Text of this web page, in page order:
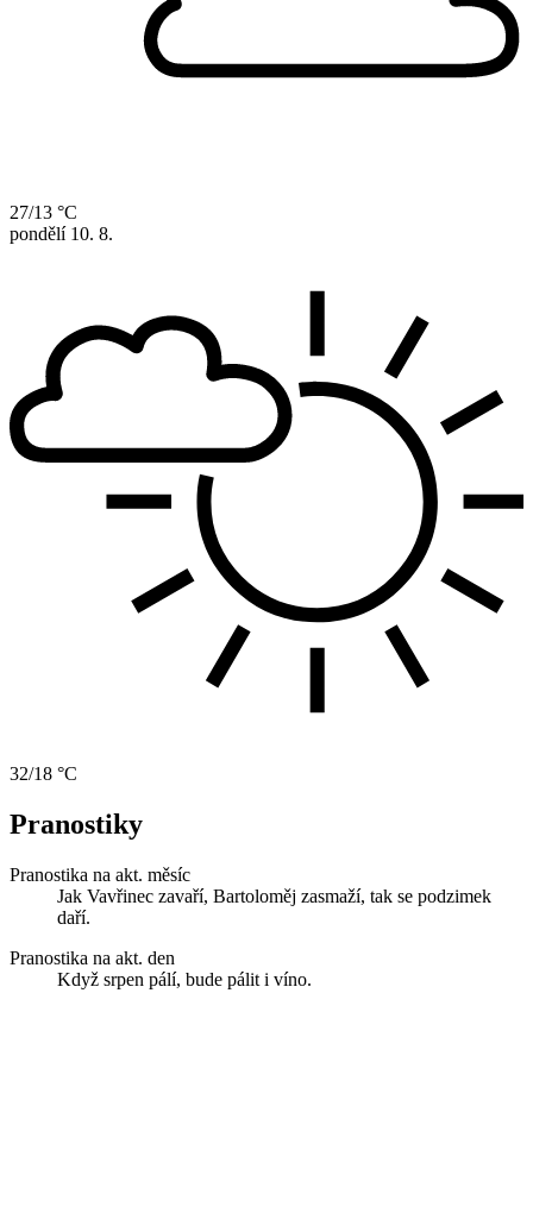
27/13 °C
pondělí 10. 8.
32/18 °C
Pranostiky
Pranostika na akt. měsíc
Jak Vavřinec zavaří, Bartoloměj zasmaží, tak se podzimek
daří.
Pranostika na akt. den
Když srpen pálí, bude pálit i víno.